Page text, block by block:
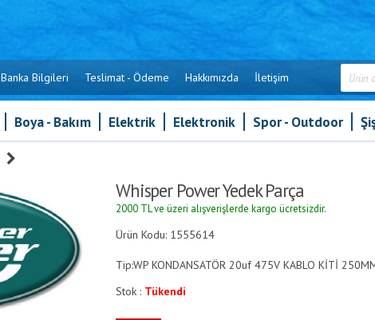
Banka Bilgileri Teslimat - Ödeme Hakkımızda İletişim
Boya - Bakım Elektrik Elektronik Spor - Outdoor
Whisper Power Yedek Parça
2000 TL ve üzeri alışverişlerde kargo ücretsizdir.
Ürün Kodu: 1555614
Tip:WP KONDANSATÖR 20uf 475V KABLO KİTİ
Stok : Tükendi